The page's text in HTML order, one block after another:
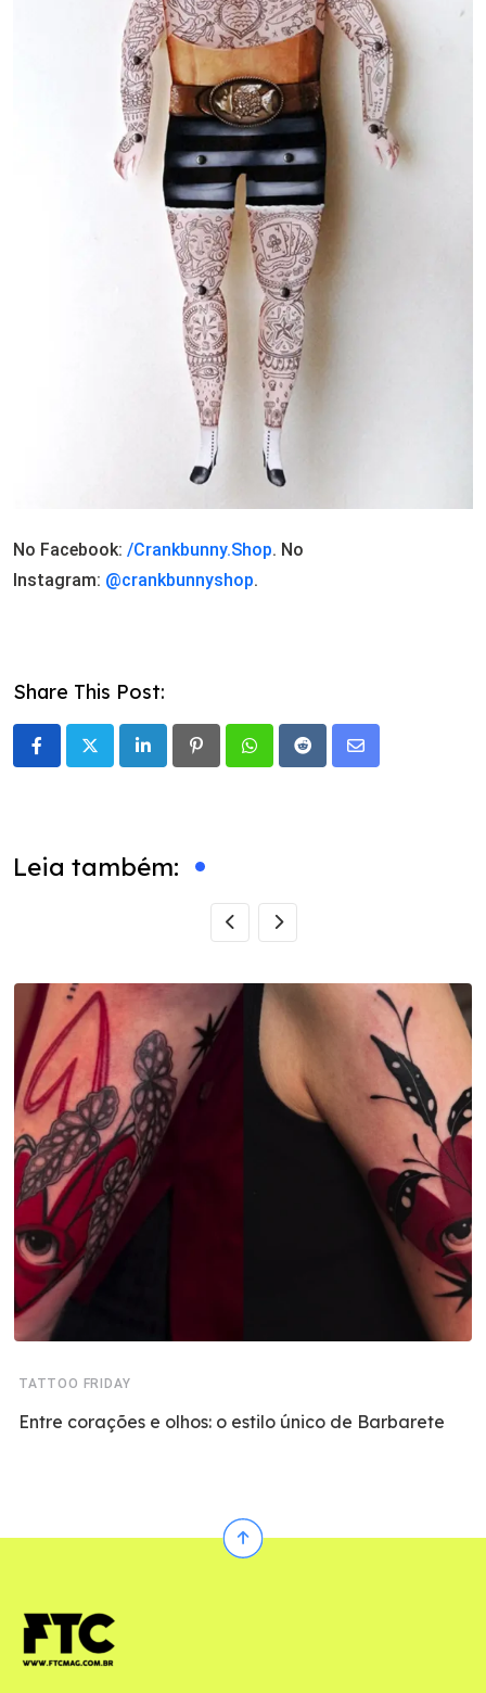
No Facebook: /Crankbunny.Shop. No
Instagram: @crankbunnyshop.
Share This Post:
LinkedIn PinterestWhatsappRedditShare
Leia também:
TATTOO FRIDAY
Entre corações e olhos: o estilo único de Barbarete